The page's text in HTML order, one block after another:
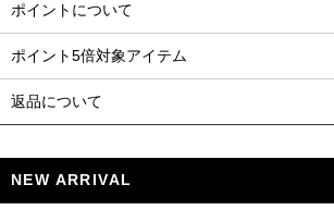
ポイントについて
ポイント5倍対象アイテム
返品について
NEW ARRIVAL